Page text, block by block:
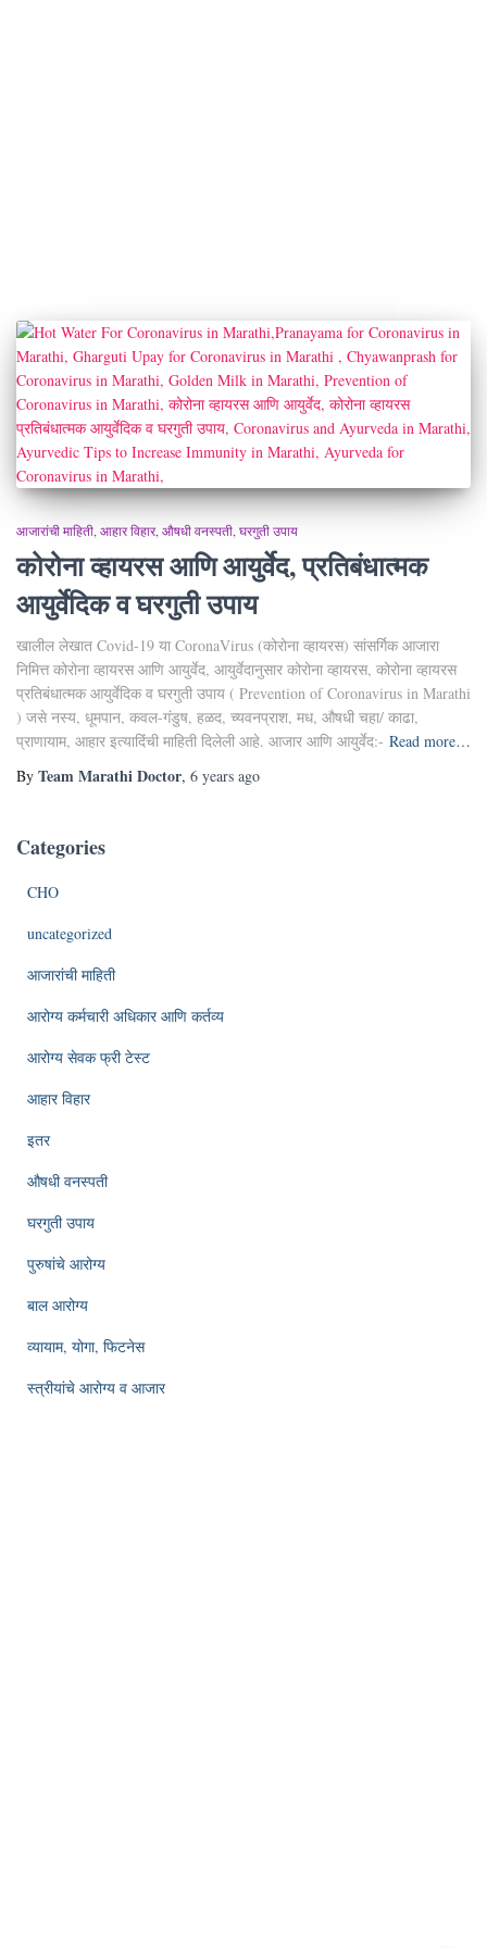
आजारांची माहिती आहार विहार औषधी वनस्पती घरगुती उपाय
कोरोना व्हायरस आणि आयुर्वेद, प्रतिबंधात्मक
आयुर्वेदिक व घरगुती उपाय
खालील लेखात Covid-19 या CoronaVirus (कोरोना व्हायरस) सांसर्गिक आजारा
निमित्त कोरोना व्हायरस आणि आयुर्वेद, आयुर्वेदानुसार कोरोना व्हायरस, कोरोना व्हायरस
प्रतिबंधात्मक आयुर्वेदिक व घरगुती उपाय ( Prevention of Coronavirus in Marathi
) जसे नस्य, धूमपान, कवल-गंडुष, हळद, च्यवनप्राश, मध, औषधी चहा/ काढा,
प्राणायाम, आहार इत्यादिंंची माहिती दिलेली आहे. आजार आणि आयुर्वेद:- Read more…
By Team Marathi Doctor, 6 years ago
Categories
CHO
uncategorized
आजारांची माहिती
आरोग्य कर्मचारी अधिकार आणि कर्तव्य
आरोग्य सेवक फ्री टेस्ट
आहार विहार
इतर
औषधी वनस्पती
घरगुती उपाय
पुरुषांचे आरोग्य
बाल आरोग्य
व्यायाम, योगा, फिटनेस
स्त्रीयांचे आरोग्य व आजार